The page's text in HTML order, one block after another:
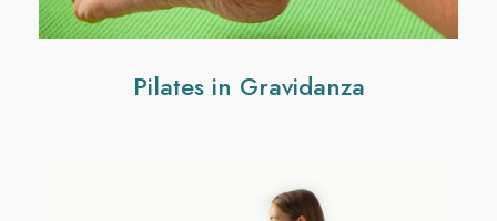
Pilates in Gravidanza